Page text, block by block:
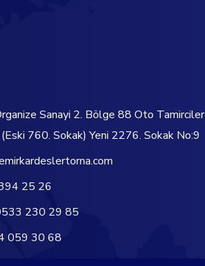
Sanayi 2. Bölge 88 Oto Tamirciler
(Eski 760. Sokak) Yeni 2276. Sokak No:9
25 26
230 29 85
059 30 68